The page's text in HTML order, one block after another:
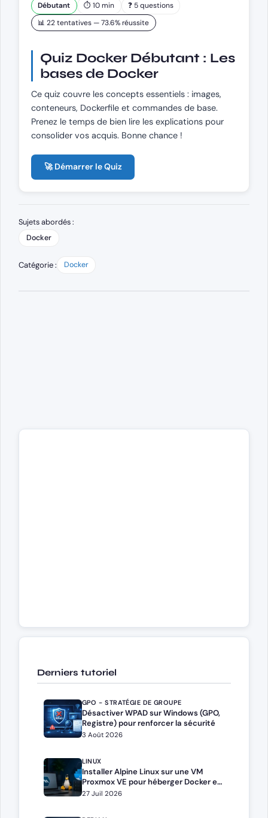
Débutant ⏱ 10 min
❓ 5 questions
📊 22 tentatives — 73.6% réussite
Quiz Docker Débutant : Les
bases de Docker
Ce quiz couvre les concepts essentiels : images,
conteneurs, Dockerfile et commandes de base.
Prenez le temps de bien lire les explications pour
consolider vos acquis. Bonne chance !
🚀 Démarrer le Quiz
Sujets abordés :
Docker
Catégorie : Docker
Derniers tutoriel
GPO - STRATÉGIE DE GROUPE
Désactiver WPAD sur Windows (GPO,
Registre) pour renforcer la sécurité
3 Août 2026
LINUX
Installer Alpine Linux sur une VM
Proxmox VE pour héberger Docker et
Docker Compose
27 Juil 2026